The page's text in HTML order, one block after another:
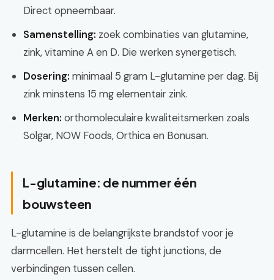
Direct opneembaar.
Samenstelling: zoek combinaties van glutamine,
zink, vitamine A en D. Die werken synergetisch.
Dosering: minimaal 5 gram L-glutamine per dag. Bij
zink minstens 15 mg elementair zink.
Merken: orthomoleculaire kwaliteitsmerken zoals
Solgar, NOW Foods, Orthica en Bonusan.
L-glutamine: de nummer één
bouwsteen
L-glutamine is de belangrijkste brandstof voor je
darmcellen. Het herstelt de tight junctions, de
verbindingen tussen cellen.